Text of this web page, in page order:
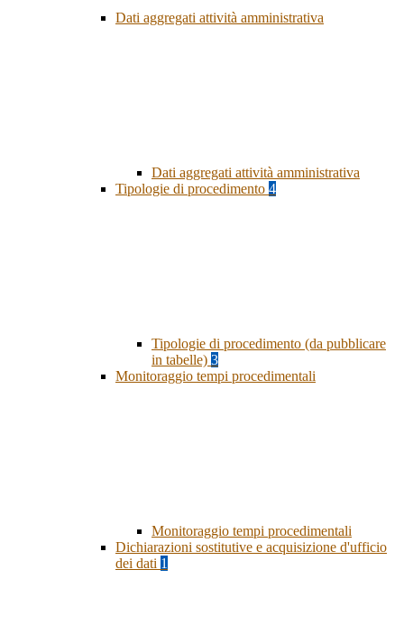
Dati aggregati attività amministrativa
Dati aggregati attività amministrativa
Tipologie di procedimento 4
Tipologie di procedimento (da pubblicare
in tabelle) 3
Monitoraggio tempi procedimentali
Monitoraggio tempi procedimentali
Dichiarazioni sostitutive e acquisizione d'ufficio
dei dati 1